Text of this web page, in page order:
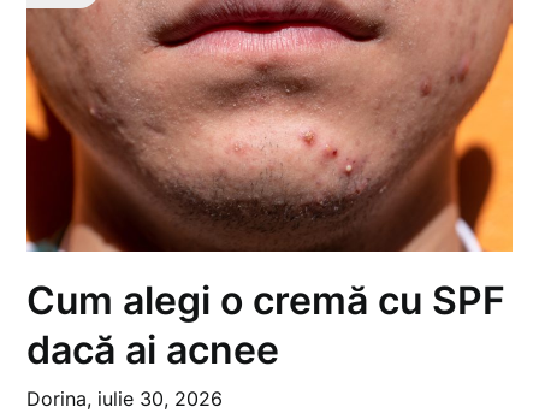
Cum alegi o cremă cu SPF
dacă ai acnee
Dorina, iulie 30, 2026